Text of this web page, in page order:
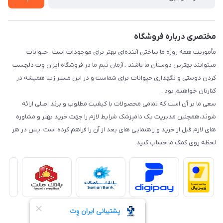
مختصری درباره فروشگاه
مأموریت همه روزه ما ساختن آینده‌ای بهتر برای موجودات است . حیوانات
میتوانند بهترین دوستان ما باشند . آرمان تیم ما در فروشگاه ایران وِت دلچسب
کردن دوستی و نگهداری حیوانات برای شماست و در این مسیر زیبا همیشه در
کنارتان خواهیم بود .
سعی ما بر آن است که تمامی محصولات با کیفیت مطلوب و برند اصلی ارائه
شوند،همچنین مدیریت یک دامپزشک شرایط لازم را جهت خرید بهتر و مشاوره
های لازم قبل از خرید و راهنمایی های بعد از آن را فراهم کرده است ،پس در هر
لحظه روی کمک ما حساب کنید.